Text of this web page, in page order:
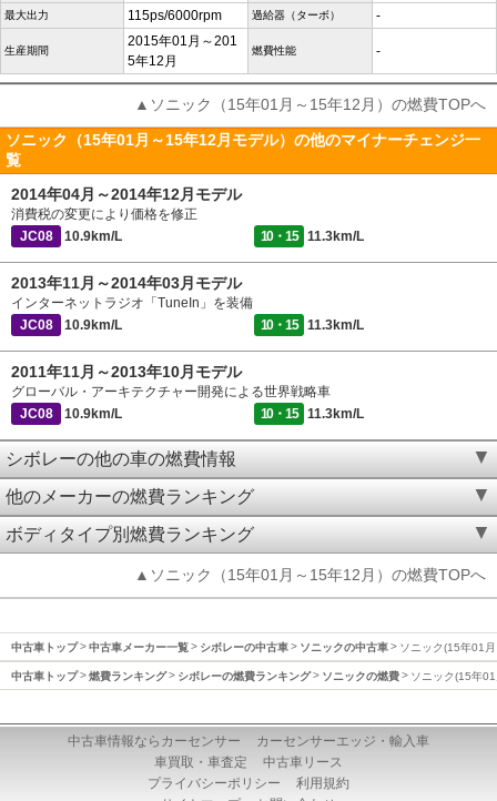
最大出力 115ps/6000rpm 過給器（ターボ） -
生産期間
2015年01月～201
5年12月
燃費性能 -
▲ソニック（15年01月～15年12月）の燃費TOPへ
ソニック（15年01月～15年12月モデル）の他のマイナーチェンジ一
覧
2014年04月～2014年12月モデル
消費税の変更により価格を修正
JC08
10.9km/L 10・15 11.3km/L
2013年11月～2014年03月モデル
インターネットラジオ「TuneIn」を装備
JC08
10.9km/L 10・15 11.3km/L
2011年11月～2013年10月モデル
グローバル・アーキテクチャー開発による世界戦略車
JC08
10.9km/L 10・15 11.3km/L
シボレーの他の車の燃費情報
他のメーカーの燃費ランキング
ボディタイプ別燃費ランキング
▲ソニック（15年01月～15年12月）の燃費TOPへ
中古車トップ 中古車メーカー一覧 シボレーの中古車 ソニックの中古車 ソニック(15年01
中古車トップ 燃費ランキング シボレーの燃費ランキング ソニックの燃費 ソニック(15年
中古車情報ならカーセンサー
カーセンサーエッジ・輸入車
車買取・車査定
中古車リース
プライバシーポリシー
利用規約